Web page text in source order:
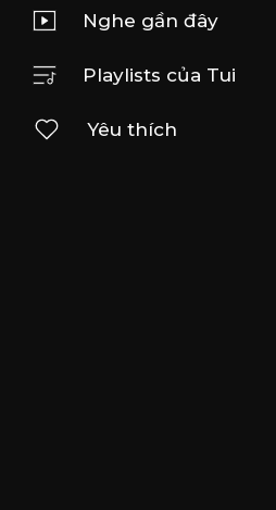
Nghe gần đây
Playlists của Tui
Yêu thích